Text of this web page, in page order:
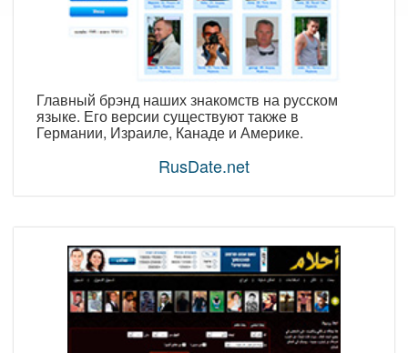
Главный брэнд наших знакомств на русском
языке. Его версии существуют также в
Германии, Израиле, Канаде и Америке.
RusDate.net